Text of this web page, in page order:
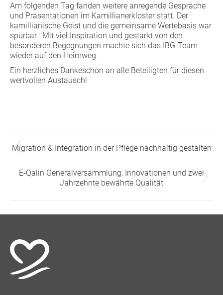
Am folgenden Tag fanden weitere anregende Gespräche
und Präsentationen im Kamillianerkloster statt. Der
kamillianische Geist und die gemeinsame Wertebasis war
spürbar. Mit viel Inspiration und gestärkt von den
besonderen Begegnungen machte sich das IBG-Team
wieder auf den Heimweg.
Ein herzliches Dankeschön an alle Beteiligten für diesen
wertvollen Austausch!
Vorheriger
Migration & Integration in der Pflege nachhaltig gestalten
Nächster
E-Qalin Generalversammlung: Innovationen und zwei
Jahrzehnte bewährte Qualität